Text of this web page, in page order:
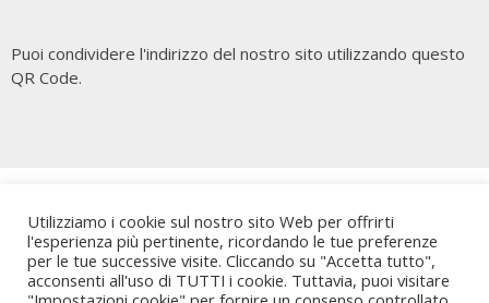
Puoi condividere l'indirizzo del nostro sito utilizzando questo
QR Code.
Writers Blogily Theme
Utilizziamo i cookie sul nostro sito Web per offrirti
l'esperienza più pertinente, ricordando le tue preferenze
per le tue successive visite. Cliccando su "Accetta tutto",
acconsenti all'uso di TUTTI i cookie. Tuttavia, puoi visitare